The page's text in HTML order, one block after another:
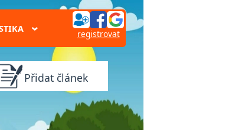
› registrovat
Přidat článek